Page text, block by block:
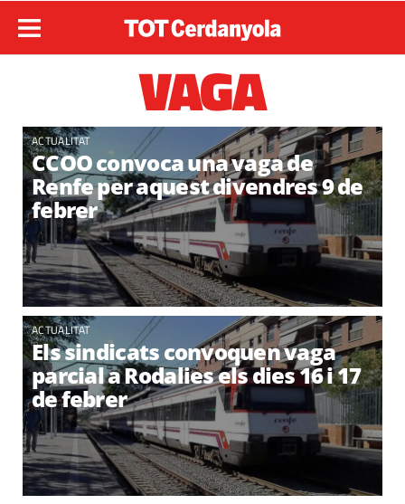
VAGA
ACTUALITAT
CCOO convoca una vaga de
Renfe per aquest divendres 9 de
febrer
ACTUALITAT
Els sindicats convoquen vaga
parcial a Rodalies els dies 16 i 17
de febrer